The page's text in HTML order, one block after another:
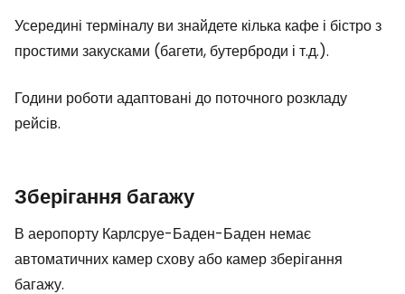
Усередині терміналу ви знайдете кілька кафе і бістро з
простими закусками (багети, бутерброди і т.д.).
Години роботи адаптовані до поточного розкладу
рейсів.
Зберігання багажу
В аеропорту Карлсруе-Баден-Баден немає
автоматичних камер схову або камер зберігання
багажу.